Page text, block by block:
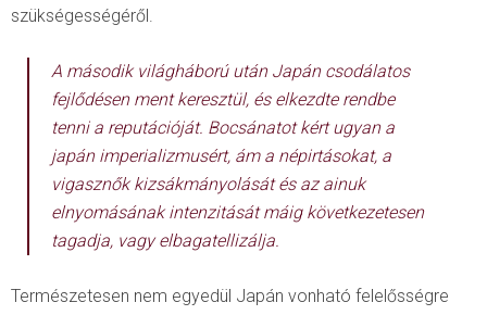
szükségességéről.
A második világháború után Japán csodálatos
fejlődésen ment keresztül, és elkezdte rendbe
tenni a reputációját. Bocsánatot kért ugyan a
japán imperializmusért, ám a népirtásokat, a
vigasznők kizsákmányolását és az ainuk
elnyomásának intenzitását máig következetesen
tagadja, vagy elbagatellizálja.
Természetesen nem egyedül Japán vonható felelősségre